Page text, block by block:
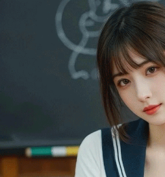
短剧
最热 添加 评分
都市 甜宠
2025 2024
全部 大陆 香港 台湾